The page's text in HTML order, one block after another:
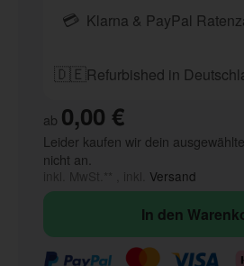
💳 Klarna & PayPal
🇩🇪Refurbished in
ab 0,00 €
Leider kaufen wir dein
nicht an.
Versand
In den